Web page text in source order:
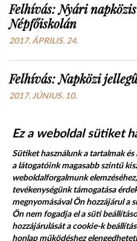
Felhívás: Nyári
Népfőiskolán
2017. ÁPRILIS. 24.
Felhívás: Napközi
2017. JÚNIUS. 10.
Süti szabályzat
Jogi
Ez a weboldal sütiket
Sütiket használunk a tartalmak és
a látogatóink magasabb szintű
weboldalforgalmunk
tevékenységünk támogatása
megnyomásával Ön hozzájárul a
Ön nem fogadja el a süti
hozzájárulását a cookie-k
honlap működéshez